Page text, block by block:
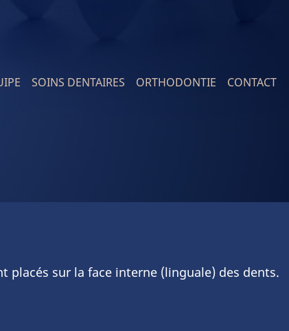
SOINS DENTAIRES ORTHODONTIE CONTACT
sur la face interne (linguale) des dents.